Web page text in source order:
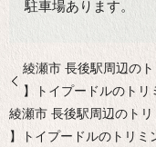
駐車場あります。
綾瀬市 長後駅周辺の
】トイプードルのトリ
綾瀬市 長後駅周辺のト
】トイプードルのトリミ